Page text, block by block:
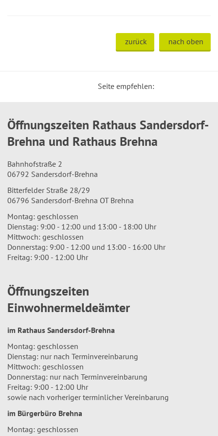
zurück nach oben
Seite empfehlen:
Öffnungszeiten Rathaus Sandersdorf-
Brehna und Rathaus Brehna
Bahnhofstraße 2
06792 Sandersdorf-Brehna
Bitterfelder Straße 28/29
06796 Sandersdorf-Brehna OT Brehna
Montag: geschlossen
Dienstag: 9:00 - 12:00 und 13:00 - 18:00 Uhr
Mittwoch: geschlossen
Donnerstag: 9:00 - 12:00 und 13:00 - 16:00 Uhr
Freitag: 9:00 - 12:00 Uhr
Öffnungszeiten
Einwohnermeldeämter
im Rathaus Sandersdorf-Brehna
Montag: geschlossen
Dienstag: nur nach Terminvereinbarung
Mittwoch: geschlossen
Donnerstag: nur nach Terminvereinbarung
Freitag: 9:00 - 12:00 Uhr
sowie nach vorheriger terminlicher Vereinbarung
im Bürgerbüro Brehna
Montag: geschlossen